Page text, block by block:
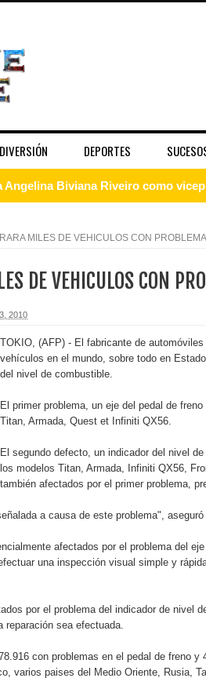
DIVERSIÓN DEPORTES
Angelina Biviana Riveiro como
destina RD$5,000 millones para
25 años de trayectoria
y El Canario se unen al
Aguilera afirma que
hambre
certificación ISO 37001 y se
certificado
MILES DE VEHICULOS CON
DE VEHICULOS CON
2010
TOKIO, (AFP) - El fabricante de
vehículos en el mundo, sobre todo en
del nivel de combustible.
El primer problema, un eje del pedal de
Titan, Armada, Quest et Infiniti QX56.
El segundo defecto, un indicador del nivel
los modelos Titan, Armada, Infiniti QX56,
también afectados por el primer problema,
a causa de este problema",
afectados por el problema del
una inspección visual simple y
por el problema del indicador de nivel
reparación sea efectuada.
con problemas en el pedal de freno
varios paises del Medio Oriente, Rusia,